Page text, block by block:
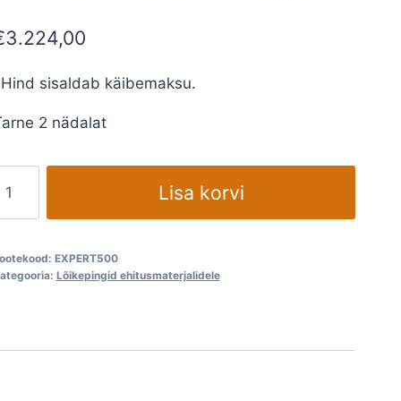
3.224,00
sisaldab käibemaksu.
2 nädalat
BATTIPAV
Lisa korvi
EXPERT500
Lõikepingid ehitusmaterjalidele